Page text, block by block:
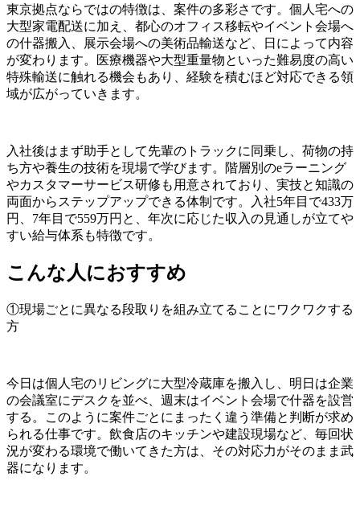
東京拠点ならではの特徴は、案件の多彩さです。個人宅への
大型家電配送に加え、都心のオフィス移転やイベント会場へ
の什器搬入、展示会場への美術品輸送など、日によって内容
が変わります。医療機器や大型重量物といった難易度の高い
特殊輸送に触れる機会もあり、経験を積むほど対応できる領
域が広がっていきます。
入社後はまず助手として先輩のトラックに同乗し、荷物の持
ち方や養生の技術を現場で学びます。階層別のeラーニング
やカスタマーサービス研修も用意されており、実技と知識の
両面からステップアップできる体制です。入社5年目で433万
円、7年目で559万円と、年次に応じた収入の見通しが立てや
すい給与体系も特徴です。
こんな人におすすめ
①現場ごとに異なる段取りを組み立てることにワクワクする
方
今日は個人宅のリビングに大型冷蔵庫を搬入し、明日は企業
の会議室にデスクを並べ、週末はイベント会場で什器を設営
する。このように案件ごとにまったく違う準備と判断が求め
られる仕事です。飲食店のキッチンや建設現場など、毎回状
況が変わる環境で働いてきた方は、その対応力がそのまま武
器になります。